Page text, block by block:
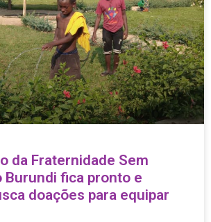
da Fraternidade Sem
Burundi fica pronto e
doações para equipar